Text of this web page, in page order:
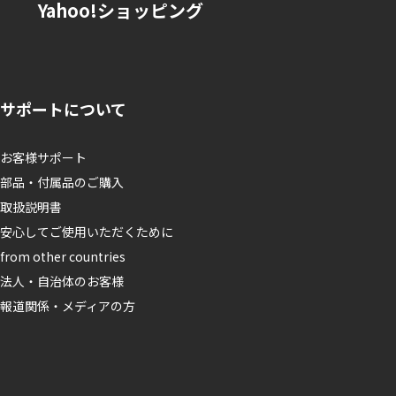
Yahoo!ショッピング
サポートについて
お客様サポート
部品・付属品のご購入
取扱説明書
安心してご使用いただくために
from other countries
法人・自治体のお客様
報道関係・メディアの方